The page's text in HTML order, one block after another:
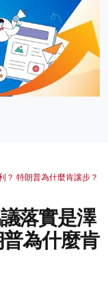
？ 特朗普為什麼肯讓步？
落實是澤
為什麼肯